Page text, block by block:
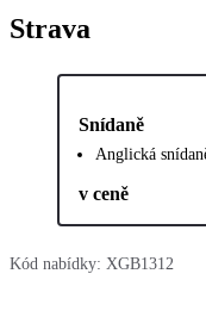
Strava
Snídaně
Anglická
v ceně
Kód nabídky: XGB1312